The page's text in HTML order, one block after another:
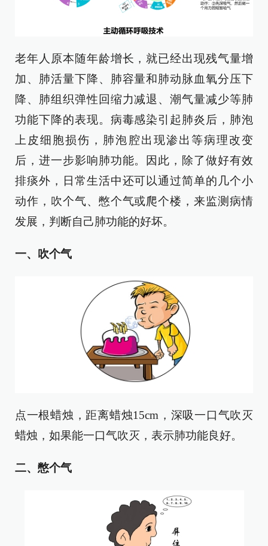
老年人原本随年龄增长，就已经出现残气量增
加、肺活量下降、肺容量和肺动脉血氧分压下
降、肺组织弹性回缩力减退、潮气量减少等肺
功能下降的表现。病毒感染引起肺炎后，肺泡
上皮细胞损伤，肺泡腔出现渗出等病理改变
后，进一步影响肺功能。因此，除了做好有效
排痰外，日常生活中还可以通过简单的几个小
动作，吹个气、憋个气或爬个楼，来监测病情
发展，判断自己肺功能的好坏。
一、吹个气
点一根蜡烛，距离蜡烛15cm，深吸一口气吹灭
蜡烛，如果能一口气吹灭，表示肺功能良好。
二、憋个气